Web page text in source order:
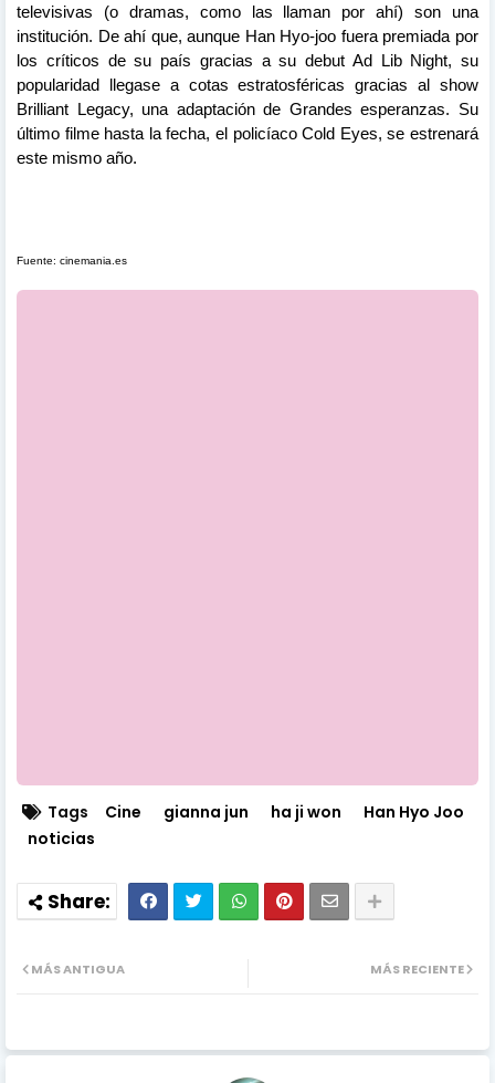
televisivas (o dramas, como las llaman por ahí) son una
institución. De ahí que, aunque Han Hyo-joo fuera premiada por
los críticos de su país gracias a su debut Ad Lib Night, su
popularidad llegase a cotas estratosféricas gracias al show
Brilliant Legacy, una adaptación de Grandes esperanzas. Su
último filme hasta la fecha, el policíaco Cold Eyes, se estrenará
este mismo año.
Fuente: cinemania.es
Tags Cine gianna jun ha ji won
Han Hyo Joo
noticias
MÁS RECIENTE
MÁS ANTIGUA